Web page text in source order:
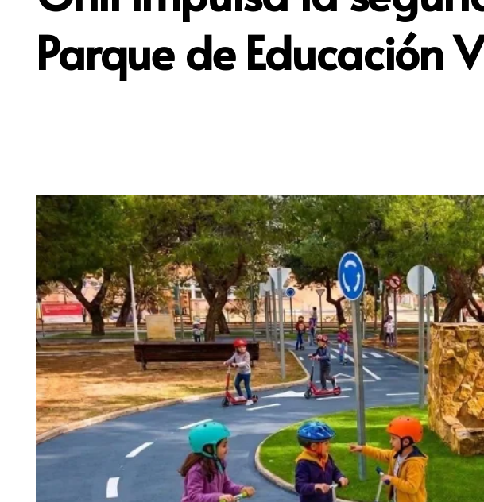
Parque de Educación